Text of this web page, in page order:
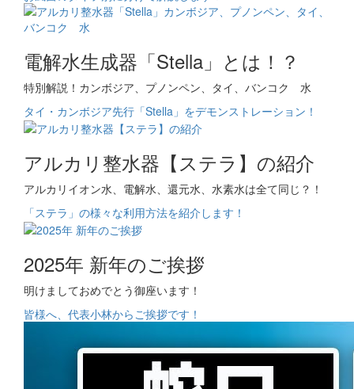
電解水生成器「Stella」とは！？
特別解説！カンボジア、プノンペン、タイ、バンコク 水
タイ・カンボジア先行「Stella」をデモンストレーション！
アルカリ整水器【ステラ】の紹介
アルカリイオン水、電解水、還元水、水素水は全て同じ？！
「ステラ」の様々な利用方法を紹介します！
2025年 新年のご挨拶
明けましておめでとう御座います！
皆様へ、代表小林からご挨拶です！